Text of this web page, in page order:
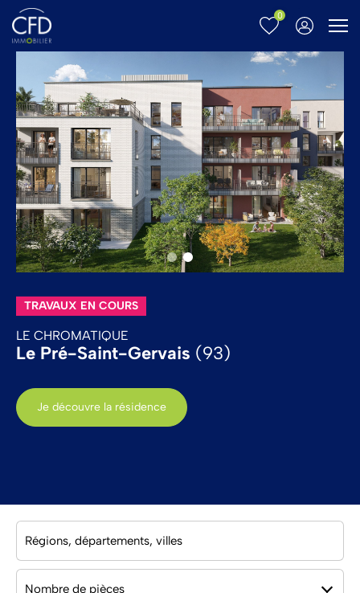
0
TRAVAUX EN COURS
LE CHROMATIQUE
Le Pré-Saint-Gervais (93)
Je découvre la résidence
Nombre de pièces